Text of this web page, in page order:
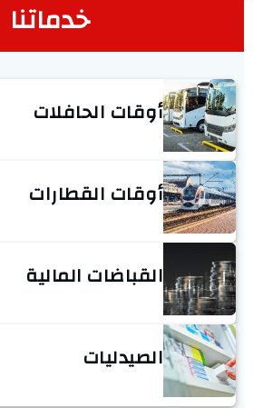
خدماتنا
أوقات الحافلات
أوقات القطارات
القباضات المالية
الصيدليات